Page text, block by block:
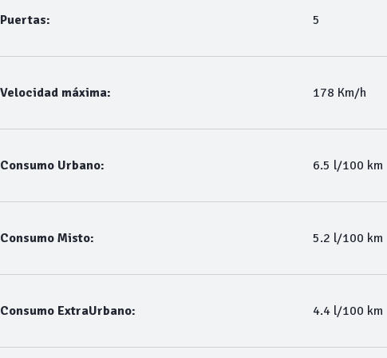
Puertas: 5
Velocidad máxima: 178 Km/h
Consumo Urbano: 6.5 l/100 km
Consumo Misto: 5.2 l/100 km
Consumo ExtraUrbano: 4.4 l/100 km